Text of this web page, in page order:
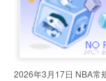
2026年3月17日 NBA常